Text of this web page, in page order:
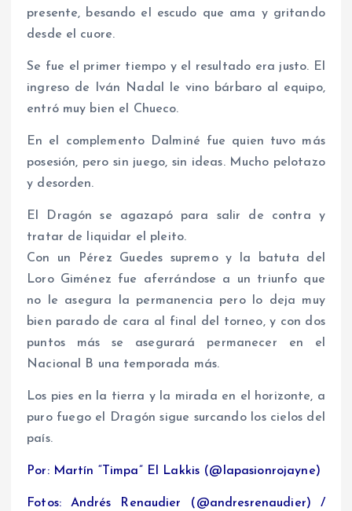
presente, besando el escudo que ama y gritando
desde el cuore.
Se fue el primer tiempo y el resultado era justo. El
ingreso de Iván Nadal le vino bárbaro al equipo,
entró muy bien el Chueco.
En el complemento Dalminé fue quien tuvo más
posesión, pero sin juego, sin ideas. Mucho pelotazo
y desorden.
El Dragón se agazapó para salir de contra y
tratar de liquidar el pleito.
Con un Pérez Guedes supremo y la batuta del
Loro Giménez fue aferrándose a un triunfo que
no le asegura la permanencia pero lo deja muy
bien parado de cara al final del torneo, y con dos
puntos más se asegurará permanecer en el
Nacional B una temporada más.
Los pies en la tierra y la mirada en el horizonte, a
puro fuego el Dragón sigue surcando los cielos del
país.
Por: Martín “Timpa” El Lakkis (@lapasionrojayne)
Fotos: Andrés Renaudier (@andresrenaudier) /